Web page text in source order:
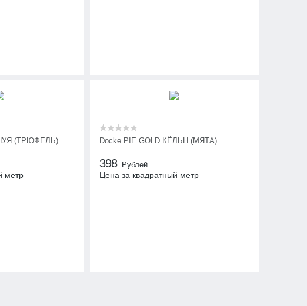
(ТРЮФЕЛЬ)
метр
Docke PIE GOLD КЁЛЬН (МЯТА)
398 Рублей
Цена за квадратный метр